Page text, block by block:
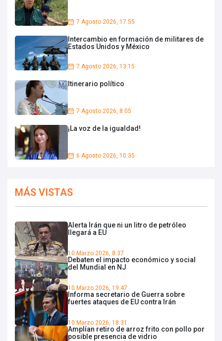
7 Agosto 2026, 17:55
Intercambio en formación de militares de
Estados Unidos y México
7 Agosto 2026, 13:15
Itinerario político
7 Agosto 2026, 8:05
¡La voz de la igualdad!
6 Agosto 2026, 10:35
MÁS VISTAS
Alerta Irán que ni un litro de petróleo
llegará a EU
10 Marzo 2026, 8:37
Debaten el impacto económico y social
del Mundial en NJ
10 Marzo 2026, 19:47
Informa secretario de Guerra sobre
fuertes ataques de EU contra Irán
10 Marzo 2026, 18:31
Amplían retiro de arroz frito con pollo por
posible presencia de vidrio